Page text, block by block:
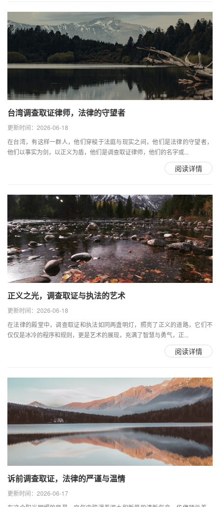
台湾调查取证律师，法律的守望者
更新时间：2026-06-18
在台湾，有这样一群人，他们穿梭于法庭与现实之间，他们是法律的守望者，
他们以事实为剑，以正义为盾，他们是调查取证律师，他们的名字或...
阅读详情
正义之光，调查取证与执法的艺术
更新时间：2026-06-18
在法律的殿堂中，调查取证和执法如同两盏明灯，照亮了正义的道路，它们不
仅仅是冰冷的程序和规则，更是艺术的展现，充满了智慧与勇气，正...
阅读详情
诉前调查取证，法律的严谨与温情
更新时间：2026-06-17